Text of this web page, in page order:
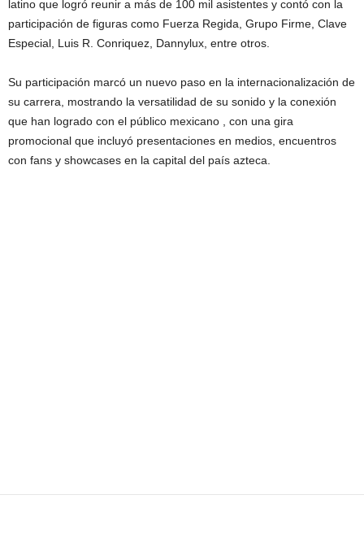
latino que logró reunir a más de 100 mil asistentes y contó con la
participación de figuras como Fuerza Regida, Grupo Firme, Clave
Especial, Luis R. Conriquez, Dannylux, entre otros.
Su participación marcó un nuevo paso en la internacionalización de
su carrera, mostrando la versatilidad de su sonido y la conexión
que han logrado con el público mexicano , con una gira
promocional que incluyó presentaciones en medios, encuentros
con fans y showcases en la capital del país azteca.